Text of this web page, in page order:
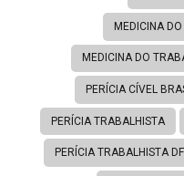
MEDICINA
MEDICINA DO
PERÍCIA CÍVEL
PERÍCIA TRABALHISTA
PERÍCIA TRABALHISTA DF